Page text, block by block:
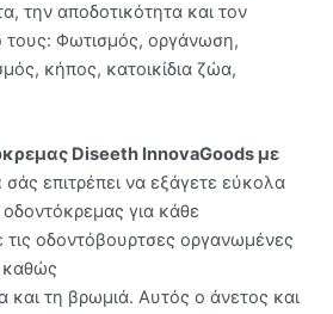
την αποδοτικότητα και τον
τους: Φωτισμός, οργάνωση,
κήπος, κατοικίδια ζώα,
Diseeth InnovaGoods με
σάς επιτρέπει να εξάγετε εύκολα
για κάθε
τις οδοντόβουρτσες οργανωμένες
καθώς
και τη βρωμιά. Αυτός ο άνετος και